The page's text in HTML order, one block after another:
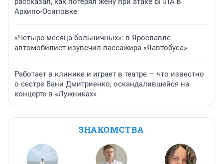
Архипо-Осиповке
«Четыре месяца больничных»: в Ярославле
автомобилист изувечил пассажира «Яавтобуса»
Работает в клинике и играет в театре — что известно
о сестре Вани Дмитриенко, оскандалившейся на
концерте в «Лужниках»
ЗНАКОМСТВА